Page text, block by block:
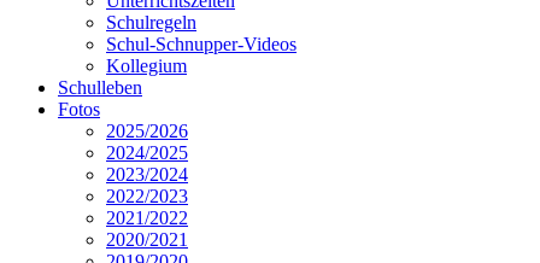
Schulregeln
Schul-Schnupper-Videos
Kollegium
Schulleben
Fotos
2025/2026
2024/2025
2023/2024
2022/2023
2021/2022
2020/2021